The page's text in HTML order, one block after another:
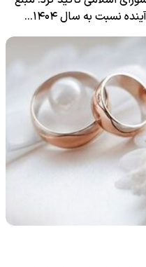
نسبت به سال ۱۴۰۴…